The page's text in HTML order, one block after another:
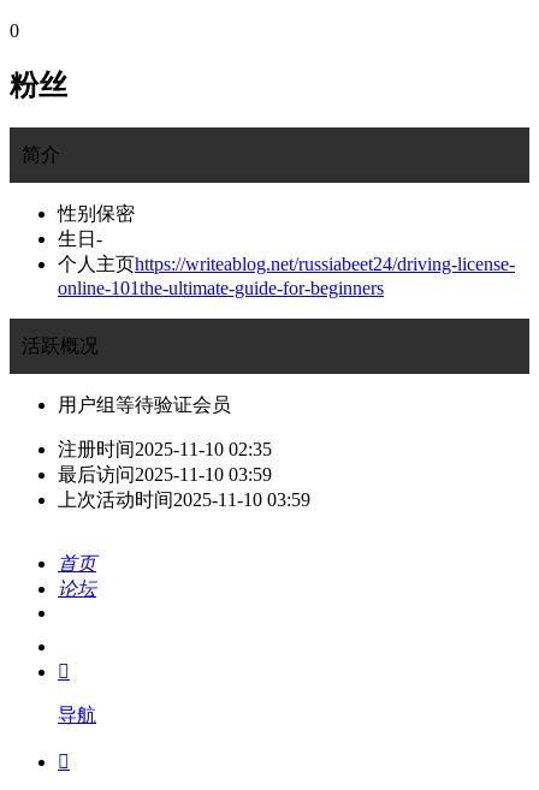
0
粉丝
简介
性别 保密
生日 -
个人主页https://writeablog.net/russiabeet24/driving-license-
online-101the-ultimate-guide-for-beginners
活跃概况
用户组等待验证会员
注册时间2025-11-10 02:35
最后访问2025-11-10 03:59
上次活动时间2025-11-10 03:59
首页
论坛
我的

导航
